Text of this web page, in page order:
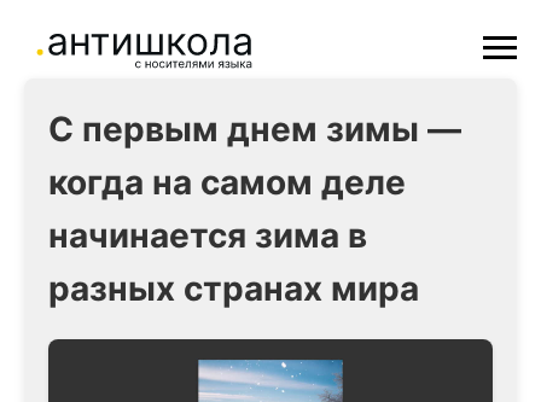
С первым днем зимы —
когда на самом деле
начинается зима в
разных странах мира